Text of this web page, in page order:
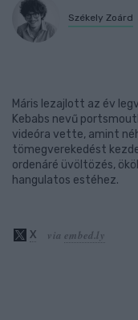
Székely Zoárd
Máris lezajlott az év
Kebabs nevű
videóra vette, amint
tömegverekedést
ordenáré üvöltözés,
hangulatos estéhez.